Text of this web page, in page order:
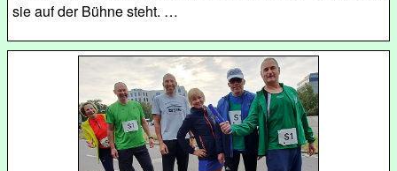
sie auf der Bühne steht. …